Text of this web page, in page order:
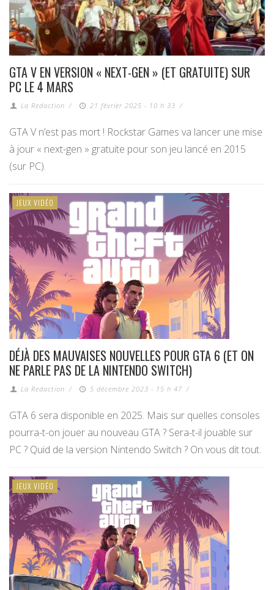
GTA V EN VERSION « NEXT-GEN » (ET GRATUITE) SUR
PC LE 4 MARS
La Redaction / 21 février 2025 - 10 h 33 /
GTA V n’est pas mort ! Rockstar Games va lancer une mise
à jour « next-gen » gratuite pour son jeu lancé en 2015
(sur PC).
JEUX VIDÉO
DÉJÀ DES MAUVAISES NOUVELLES POUR GTA 6 (ET ON
NE PARLE PAS DE LA NINTENDO SWITCH)
La Redaction / 5 décembre 2023 - 15 h 47 /
GTA 6 sera disponible en 2025. Mais sur quelles consoles
pourra-t-on jouer au nouveau GTA ? Sera-t-il jouable sur
PC ? Quid de la version Nintendo Switch ? On vous dit tout.
JEUX VIDÉO